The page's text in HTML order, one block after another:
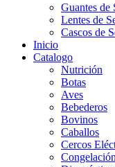
Guantes de
Lentes de
Cascos de
Inicio
Catalogo
Nutrición
Botas
Aves
Bebederos
Bovinos
Caballos
Cercos